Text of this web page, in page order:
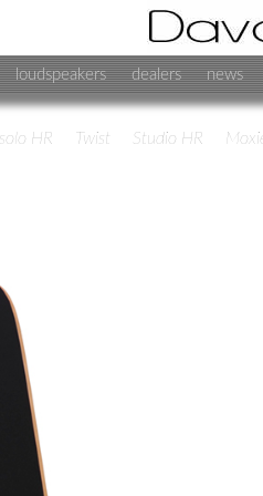
loudspeakers dealers news
solo HR Twist Studio HR Moxie